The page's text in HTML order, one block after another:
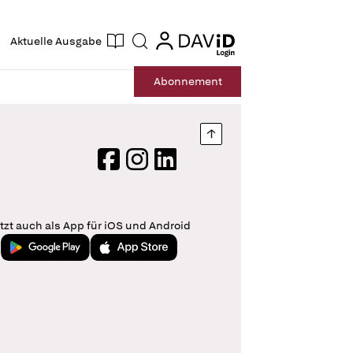
Aktuelle Ausgabe Suche login
login
Abonnement
Nach oben springen
FacebookInstagram
LinkedIn
auch als App für iOS und Android
Jetzt bei Google PlayLaden im App Store